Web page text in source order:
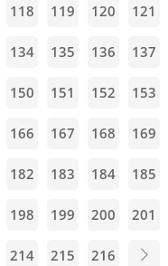
118 119 120 121
134 135 136 137
150 151 152 153
166 167 168 169
182 183 184 185
198 199 200 201
214 215 216